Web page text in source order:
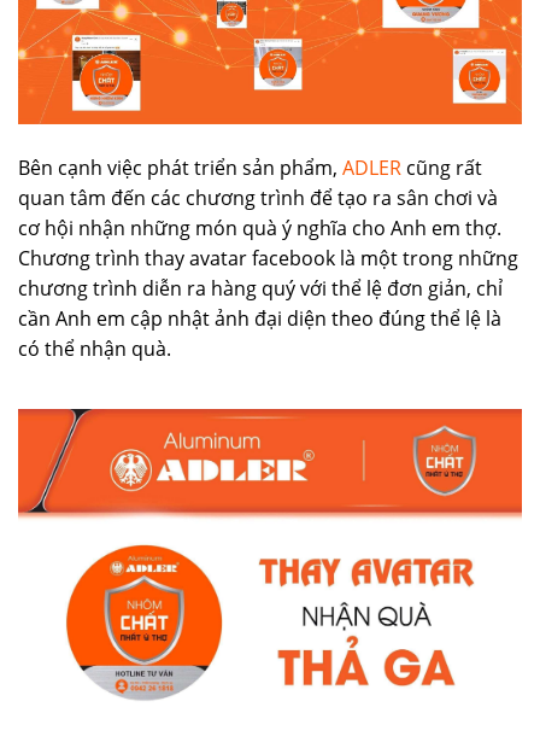
Bên cạnh việc phát triển sản phẩm, ADLER cũng rất
quan tâm đến các chương trình để tạo ra sân chơi và
cơ hội nhận những món quà ý nghĩa cho Anh em thợ.
Chương trình thay avatar facebook là một trong những
chương trình diễn ra hàng quý với thể lệ đơn giản, chỉ
cần Anh em cập nhật ảnh đại diện theo đúng thể lệ là
có thể nhận quà.